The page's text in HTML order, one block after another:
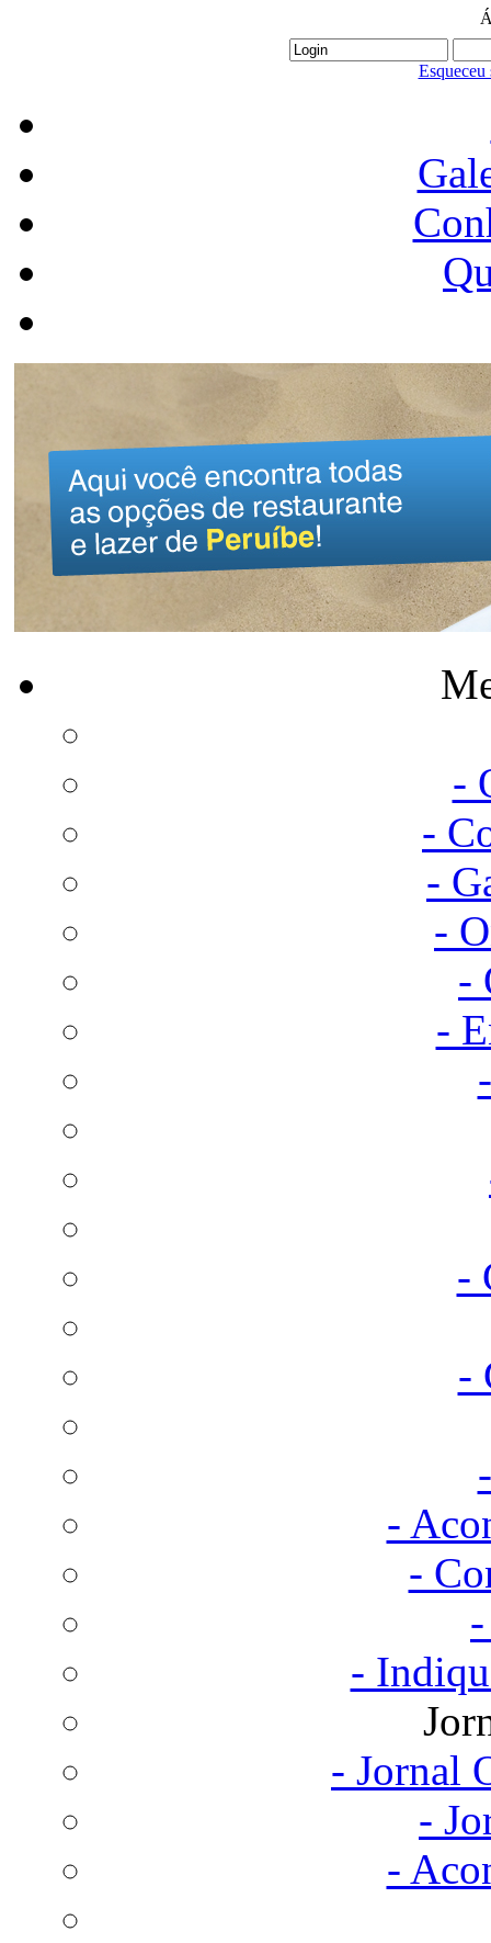
Esqueceu
-
-
-
-
-
-
-
-
-
-
-
- Jornal
-
-